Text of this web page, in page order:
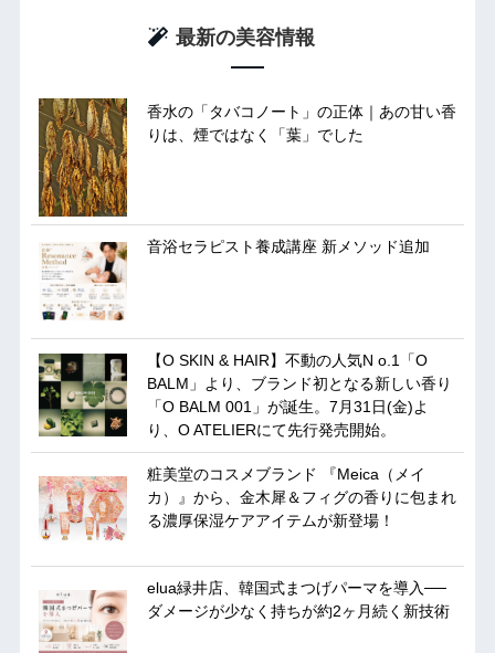
最新の美容情報
香水の「タバコノート」の正体｜あの甘い香
りは、煙ではなく「葉」でした
音浴セラピスト養成講座 新メソッド追加
【O SKIN & HAIR】不動の人気N o.1「O
BALM」より、ブランド初となる新しい香り
「O BALM 001」が誕生。7月31日(金)よ
り、O ATELIERにて先行発売開始。
粧美堂のコスメブランド 『Meica（メイ
カ）』から、金木犀＆フィグの香りに包まれ
る濃厚保湿ケアアイテムが新登場！
elua緑井店、韓国式まつげパーマを導入──
ダメージが少なく持ちが約2ヶ月続く新技術